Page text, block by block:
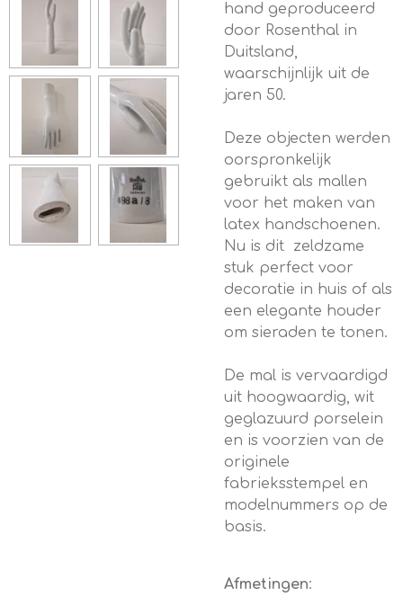
hand geproduceerd
door Rosenthal in
Duitsland,
waarschijnlijk uit de
jaren 50.
Deze objecten werden
oorspronkelijk
gebruikt als mallen
voor het maken van
latex handschoenen.
Nu is dit zeldzame
stuk perfect voor
decoratie in huis of als
een elegante houder
om sieraden te tonen.
De mal is vervaardigd
uit hoogwaardig, wit
geglazuurd porselein
en is voorzien van de
originele
fabrieksstempel en
modelnummers op de
basis.
Afmetingen: